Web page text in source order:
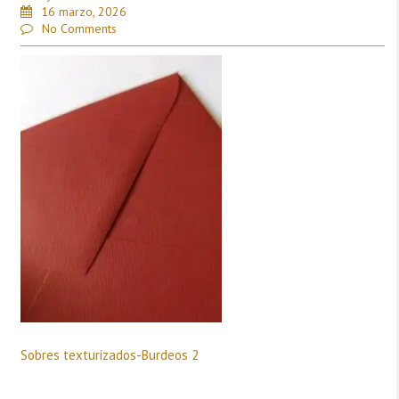
16 marzo, 2026
No Comments
Sobres texturizados-Burdeos 2